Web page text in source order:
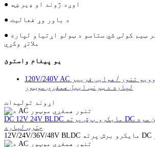
● اوږد ژوند او ډیر ښه
● د باور وړ فعالیت
● ژوره تجربه انجینر ټیم کولی شي ستاسو د ټولو اړتیاو لپاره
ملاتړ وکړي
یو پیغام واستوئ
120V/240V AC د تندور / مایکروویو تنور / هوایی فرییر
لپاره د ټرنټ ایبل همغږي موټور
اړوند توليدات
DC 12V 24V BLDC مایکرو برش پرته DC موټور د یخولو فین سره
چترۍ لپاره